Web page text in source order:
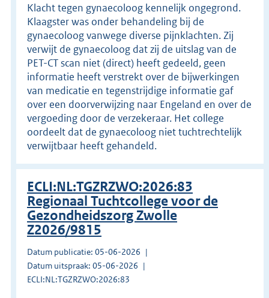
Klacht tegen gynaecoloog kennelijk ongegrond.
Klaagster was onder behandeling bij de
gynaecoloog vanwege diverse pijnklachten. Zij
verwijt de gynaecoloog dat zij de uitslag van de
PET-CT scan niet (direct) heeft gedeeld, geen
informatie heeft verstrekt over de bijwerkingen
van medicatie en tegenstrijdige informatie gaf
over een doorverwijzing naar Engeland en over de
vergoeding door de verzekeraar. Het college
oordeelt dat de gynaecoloog niet tuchtrechtelijk
verwijtbaar heeft gehandeld.
ECLI:NL:TGZRZWO:2026:83
Regionaal Tuchtcollege voor de
Gezondheidszorg Zwolle
Z2026/9815
Datum publicatie: 05-06-2026
Datum uitspraak: 05-06-2026
ECLI:NL:TGZRZWO:2026:83